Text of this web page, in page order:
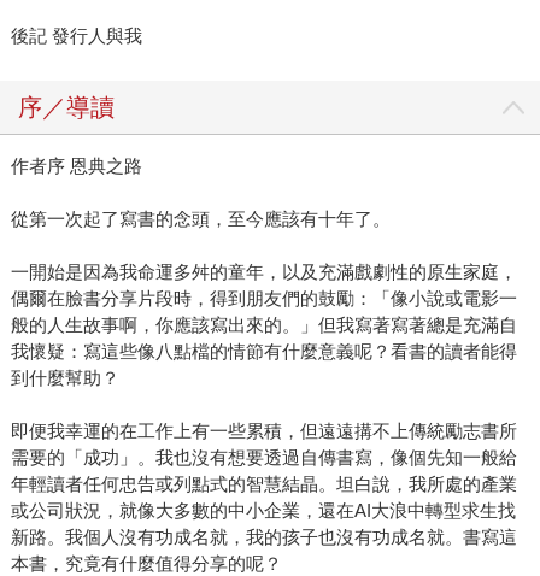
後記 發行人與我
序／導讀
作者序 恩典之路
從第一次起了寫書的念頭，至今應該有十年了。
一開始是因為我命運多舛的童年，以及充滿戲劇性的原生家庭，
偶爾在臉書分享片段時，得到朋友們的鼓勵：「像小說或電影一
般的人生故事啊，你應該寫出來的。」但我寫著寫著總是充滿自
我懷疑：寫這些像八點檔的情節有什麼意義呢？看書的讀者能得
到什麼幫助？
即便我幸運的在工作上有一些累積，但遠遠搆不上傳統勵志書所
需要的「成功」。我也沒有想要透過自傳書寫，像個先知一般給
年輕讀者任何忠告或列點式的智慧結晶。坦白說，我所處的產業
或公司狀況，就像大多數的中小企業，還在AI大浪中轉型求生找
新路。我個人沒有功成名就，我的孩子也沒有功成名就。書寫這
本書，究竟有什麼值得分享的呢？